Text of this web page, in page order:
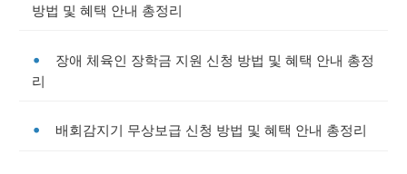
방법 및 혜택 안내 총정리
장애 체육인 장학금 지원 신청 방법 및 혜택 안내 총정
리
배회감지기 무상보급 신청 방법 및 혜택 안내 총정리